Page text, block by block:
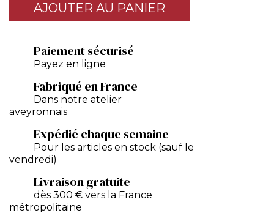
AJOUTER AU PANIER
Paiement sécurisé
Payez en ligne
Fabriqué en France
Dans notre atelier
aveyronnais
Expédié chaque semaine
Pour les articles en stock (sauf le
vendredi)
Livraison gratuite
dès 300 € vers la France
métropolitaine